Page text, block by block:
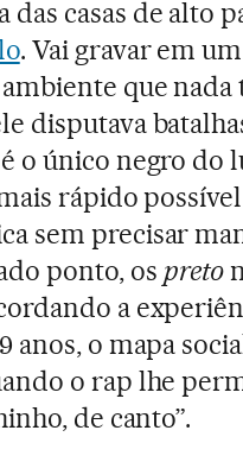
casas de alto
. Vai gravar em
que nada
disputava
o único negro do
rápido
sem precisar
ponto, os preto
a
anos, o mapa
o rap lhe
de canto”.